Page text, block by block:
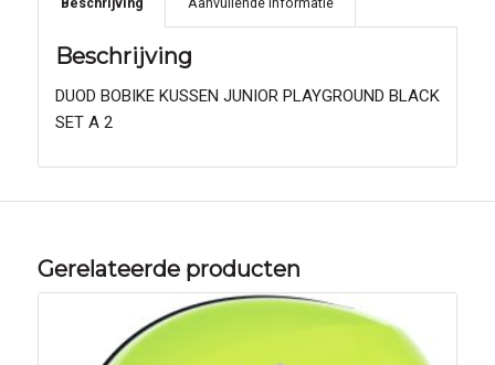
Beschrijving
DUOD BOBIKE KUSSEN JUNIOR PLAYGROUND BLACK
SET A 2
Gerelateerde producten